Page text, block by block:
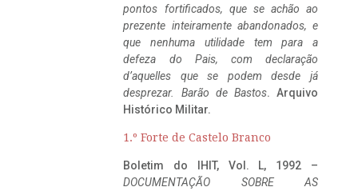
pontos fortificados, que se achão ao
prezente inteiramente abandonados, e
que nenhuma utilidade tem para a
defeza do Pais, com declaração
d’aquelles que se podem desde já
desprezar. Barão de Bastos. Arquivo
Histórico Militar.
1.º Forte de Castelo Branco
Boletim do IHIT, Vol. L, 1992 –
DOCUMENTAÇÃO SOBRE AS